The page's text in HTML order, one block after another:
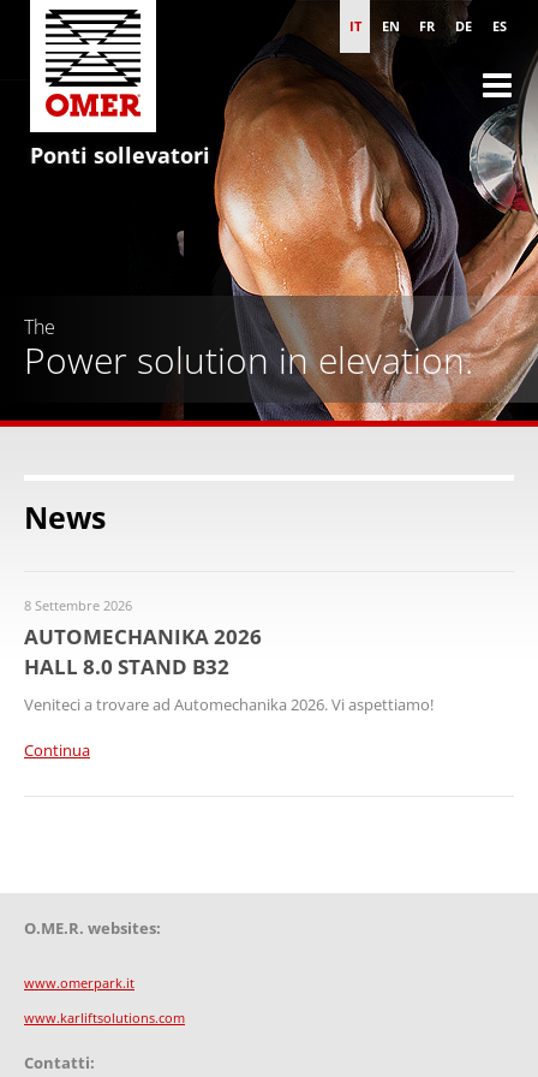
The
Power solution in elevation.
Ponti sollevatori
IT EN FR DE ES
News
8 Settembre 2026
AUTOMECHANIKA 2026
HALL 8.0 STAND B32
Veniteci a trovare ad Automechanika 2026. Vi aspettiamo!
Continua
O.ME.R. websites:
www.omerpark.it
www.karliftsolutions.com
Contatti: